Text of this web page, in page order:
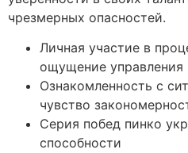
чрезмерных опасностей.
Личная участие в
ощущение управления
Ознакомленность с
чувство
Серия побед пинко
способности